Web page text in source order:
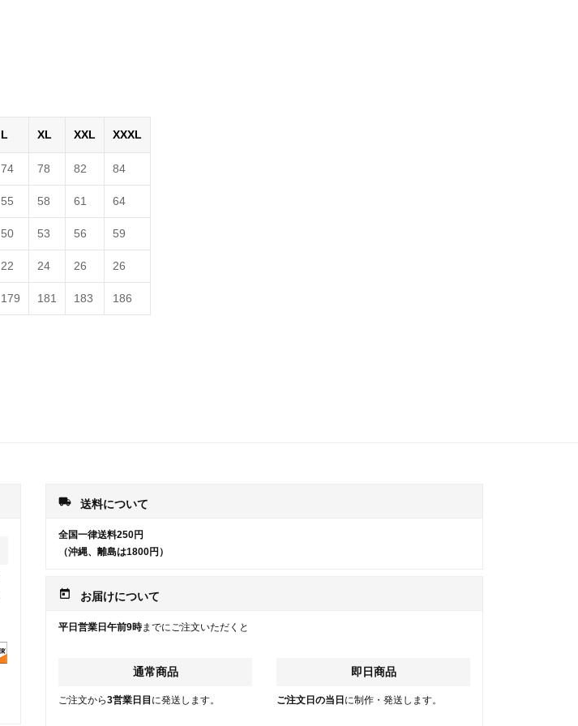
L XL XXL XXXL
74 78 82 84
55 58 61 64
50 53 56 59
22 24 26 26
179 181 183 186
local_shipping 送料について
全国一律送料250円
（沖縄、離島は1800円）
today お届けについて
平日営業日午前9時までにご注文いただくと
通常商品
ご注文から3営業日目 に発送します。
即日商品
ご注文日の当日 に制作・発送します。